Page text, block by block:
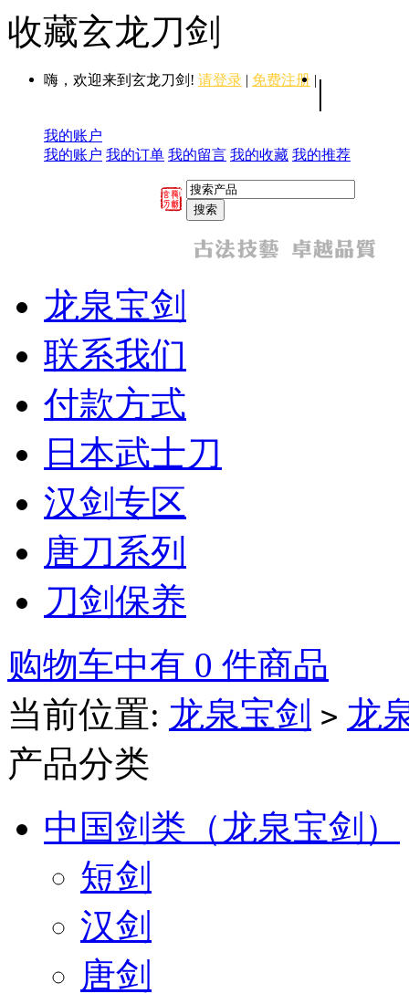
收藏玄龙刀剑
嗨，欢迎来到玄龙刀剑! 请登录 | 免费注册 | |
我的账户
我的账户 我的订单 我的留言 我的收藏 我的推荐
龙泉宝剑
联系我们
付款方式
日本武士刀
汉剑专区
唐刀系列
刀剑保养
购物车中有 0 件商品
当前位置: 龙泉宝剑 > 龙
产品分类
中国剑类（龙泉宝剑）
短剑
汉剑
唐剑